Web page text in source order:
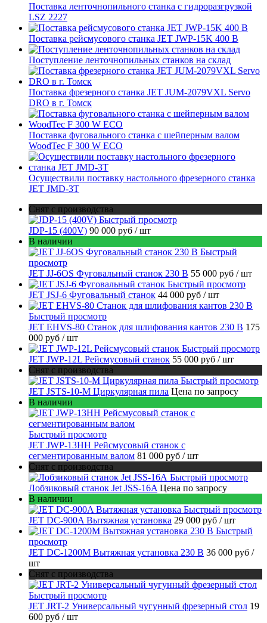
Поставка ленточнопильного станка c гидроразгрузкой
LSZ 2227
Поставка рейсмусового станка JET JWP-15K 400 В
Поступление ленточнопильных станков на склад
Поставка фрезерного станка JET JUM-2079VXL Servo
DRO в г. Томск
Поставка фуговального станка с шейперным валом
WoodTec F 300 W ECO
Осуществили поставку настольного фрезерного станка
JET JMD-3T
Снят с производства
Быстрый просмотр
JDP-15 (400V) 90 000 руб / шт
В наличии
Быстрый
просмотр
JET JJ-6OS Фуговальный станок 230 В 55 000 руб / шт
Быстрый просмотр
JET JSJ-6 Фуговальный станок 44 000 руб / шт
Быстрый просмотр
JET EHVS-80 Станок для шлифования кантов 230 В 175
000 руб / шт
Быстрый просмотр
JET JWP-12L Рейсмусовый станок 55 000 руб / шт
Снят с производства
Быстрый просмотр
JET JSTS-10-M Циркулярная пила Цена по запросу
В наличии
Быстрый просмотр
JET JWP-13HH Рейсмусовый станок с
сегментированным валом 81 000 руб / шт
Снят с производства
Быстрый просмотр
Лобзиковый станок Jet JSS-16A Цена по запросу
В наличии
Быстрый просмотр
JET DC-900A Вытяжная установка 29 000 руб / шт
Быстрый
просмотр
JET DC-1200M Вытяжная установка 230 В 36 000 руб /
шт
Снят с производства
Быстрый просмотр
JET JRT-2 Универсальный чугунный фрезерный стол 19
600 руб / шт